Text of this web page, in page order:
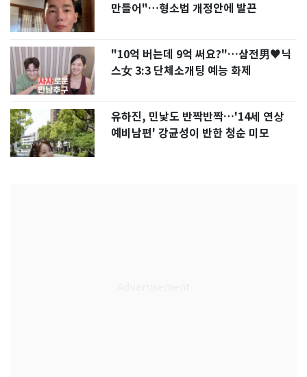
만들어"…형소법 개정안에 발끈
"10억 버는데 9억 써요?"…삼전男♥닉
스女 3:3 단체소개팅 예능 화제
유하진, 민낯도 반짝반짝…'14세 연상
예비남편' 강균성이 반한 청순 미모